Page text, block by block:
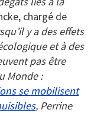
chargé de
y a des effets
et à des
pas être
Monde :
se mobilisent
sibles, Perrine